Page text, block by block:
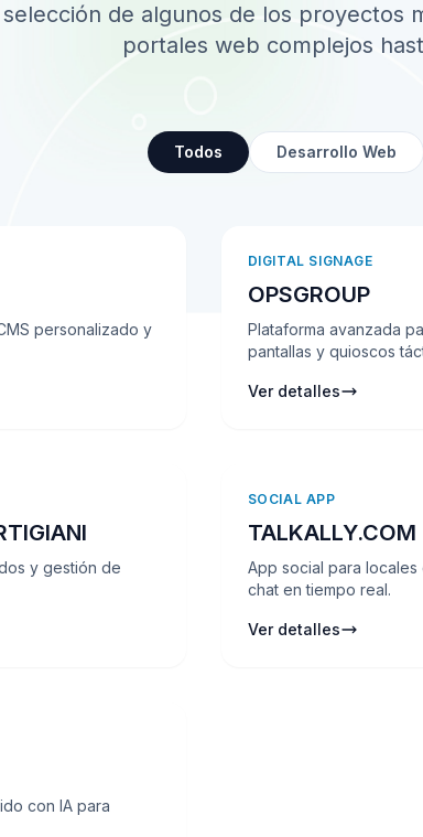
selección de algunos de los proyectos
portales web complejos
Todos Desarrollo Web
personalizado y
DIGITAL SIGNAGE
OPSGROUP
Plataforma avanzada
pantallas y quioscos
Ver detalles
y gestión de
SOCIAL APP
TALKALLY.COM
App social para
chat en tiempo real.
Ver detalles
con IA para